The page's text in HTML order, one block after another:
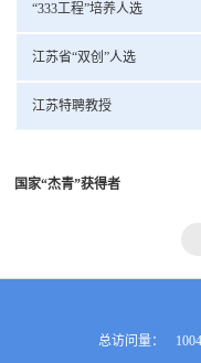
“333工程”培养人选
江苏省“双创”人选
江苏特聘教授
国家“杰青”获得者
总访问量：